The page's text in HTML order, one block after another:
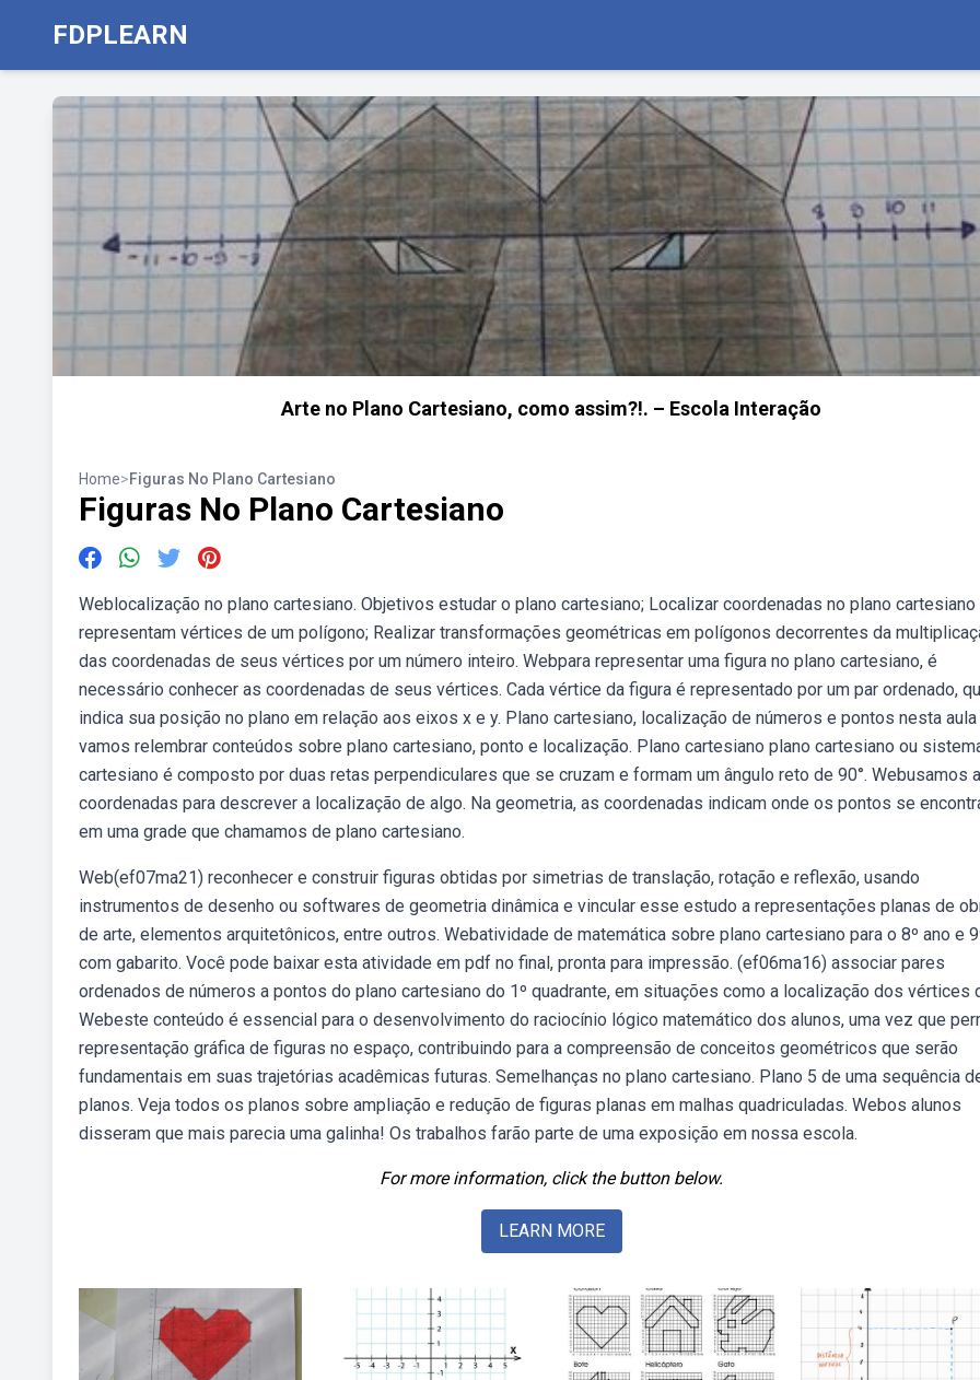
FDPLEARN
Arte no Plano Cartesiano, como assim?!. – Escola Interação
Home>Figuras No Plano Cartesiano
Figuras No Plano Cartesiano
Weblocalização no plano cartesiano. Objetivos estudar o plano cartesiano; Localizar coordenadas no plano cartesiano
representam vértices de um polígono; Realizar transformações geométricas em polígonos decorrentes da
das coordenadas de seus vértices por um número inteiro. Webpara representar uma figura no plano cartesiano, é
necessário conhecer as coordenadas de seus vértices. Cada vértice da figura é representado por um par ordenado,
indica sua posição no plano em relação aos eixos x e y. Plano cartesiano, localização de números e pontos nesta aula
vamos relembrar conteúdos sobre plano cartesiano, ponto e localização. Plano cartesiano plano cartesiano ou
cartesiano é composto por duas retas perpendiculares que se cruzam e formam um ângulo reto de 90°. Webusamos
coordenadas para descrever a localização de algo. Na geometria, as coordenadas indicam onde os pontos se
em uma grade que chamamos de plano cartesiano.
Web(ef07ma21) reconhecer e construir figuras obtidas por simetrias de translação, rotação e reflexão, usando
instrumentos de desenho ou softwares de geometria dinâmica e vincular esse estudo a representações planas de
de arte, elementos arquitetônicos, entre outros. Webatividade de matemática sobre plano cartesiano para o 8º ano e
com gabarito. Você pode baixar esta atividade em pdf no final, pronta para impressão. (ef06ma16) associar pares
ordenados de números a pontos do plano cartesiano do 1º quadrante, em situações como a localização dos vértices
Webeste conteúdo é essencial para o desenvolvimento do raciocínio lógico matemático dos alunos, uma vez que
representação gráfica de figuras no espaço, contribuindo para a compreensão de conceitos geométricos que serão
fundamentais em suas trajetórias acadêmicas futuras. Semelhanças no plano cartesiano. Plano 5 de uma sequência
planos. Veja todos os planos sobre ampliação e redução de figuras planas em malhas quadriculadas. Webos alunos
disseram que mais parecia uma galinha! Os trabalhos farão parte de uma exposição em nossa escola.
For more information, click the button below.
LEARN MORE